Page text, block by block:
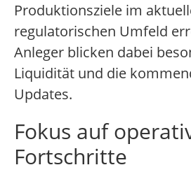
Produktionsziele im
regulatorischen Umfeld
Anleger blicken dabei
Liquidität und die
Updates.
Fokus auf
Fortschritte